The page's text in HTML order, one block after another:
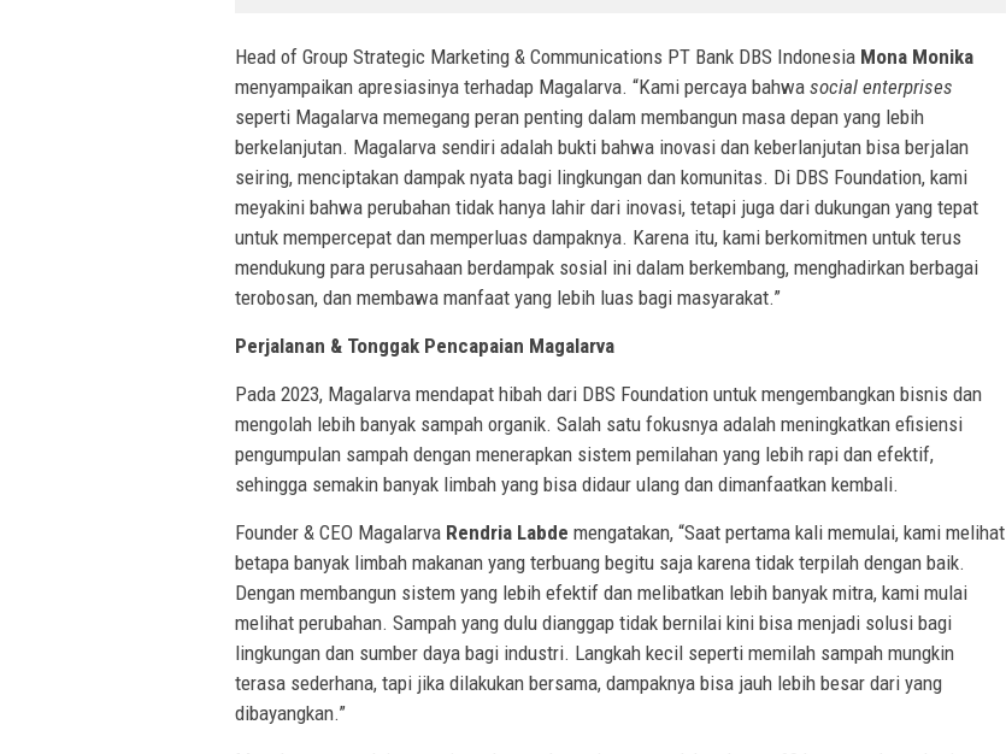
Head of Group Strategic Marketing & Communications PT Bank DBS Indonesia Mona Monika
menyampaikan apresiasinya terhadap Magalarva. “Kami percaya bahwa social enterprises
seperti Magalarva memegang peran penting dalam membangun masa depan yang lebih
berkelanjutan. Magalarva sendiri adalah bukti bahwa inovasi dan keberlanjutan bisa berjalan
seiring, menciptakan dampak nyata bagi lingkungan dan komunitas. Di DBS Foundation, kami
meyakini bahwa perubahan tidak hanya lahir dari inovasi, tetapi juga dari dukungan yang tepat
untuk mempercepat dan memperluas dampaknya. Karena itu, kami berkomitmen untuk terus
mendukung para perusahaan berdampak sosial ini dalam berkembang, menghadirkan berbagai
terobosan, dan membawa manfaat yang lebih luas bagi masyarakat.”
Perjalanan & Tonggak Pencapaian Magalarva
Pada 2023, Magalarva mendapat hibah dari DBS Foundation untuk mengembangkan bisnis dan
mengolah lebih banyak sampah organik. Salah satu fokusnya adalah meningkatkan efisiensi
pengumpulan sampah dengan menerapkan sistem pemilahan yang lebih rapi dan efektif,
sehingga semakin banyak limbah yang bisa didaur ulang dan dimanfaatkan kembali.
Founder & CEO Magalarva Rendria Labde mengatakan, “Saat pertama kali memulai, kami melihat
betapa banyak limbah makanan yang terbuang begitu saja karena tidak terpilah dengan baik.
Dengan membangun sistem yang lebih efektif dan melibatkan lebih banyak mitra, kami mulai
melihat perubahan. Sampah yang dulu dianggap tidak bernilai kini bisa menjadi solusi bagi
lingkungan dan sumber daya bagi industri. Langkah kecil seperti memilah sampah mungkin
terasa sederhana, tapi jika dilakukan bersama, dampaknya bisa jauh lebih besar dari yang
dibayangkan.”